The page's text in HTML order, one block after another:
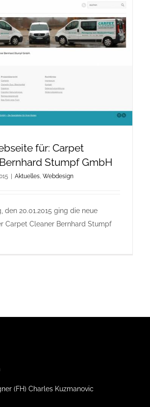
für: Carpet
Stumpf GmbH
Aktuelles, Webdesign
den 20.01.2015 ging die neue
Carpet Cleaner Bernhard Stumpf
(FH) Charles Kuzmanovic